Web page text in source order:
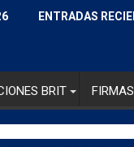
ENTRADAS
BRIT